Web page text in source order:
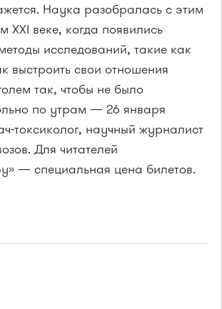
Наука разобралась с этим
XXI веке, когда появились
исследований, такие как
выстроить свои отношения
так, чтобы не было
по утрам — 26 января
токсиколог, научный журналист
Для читателей
— специальная цена билетов.